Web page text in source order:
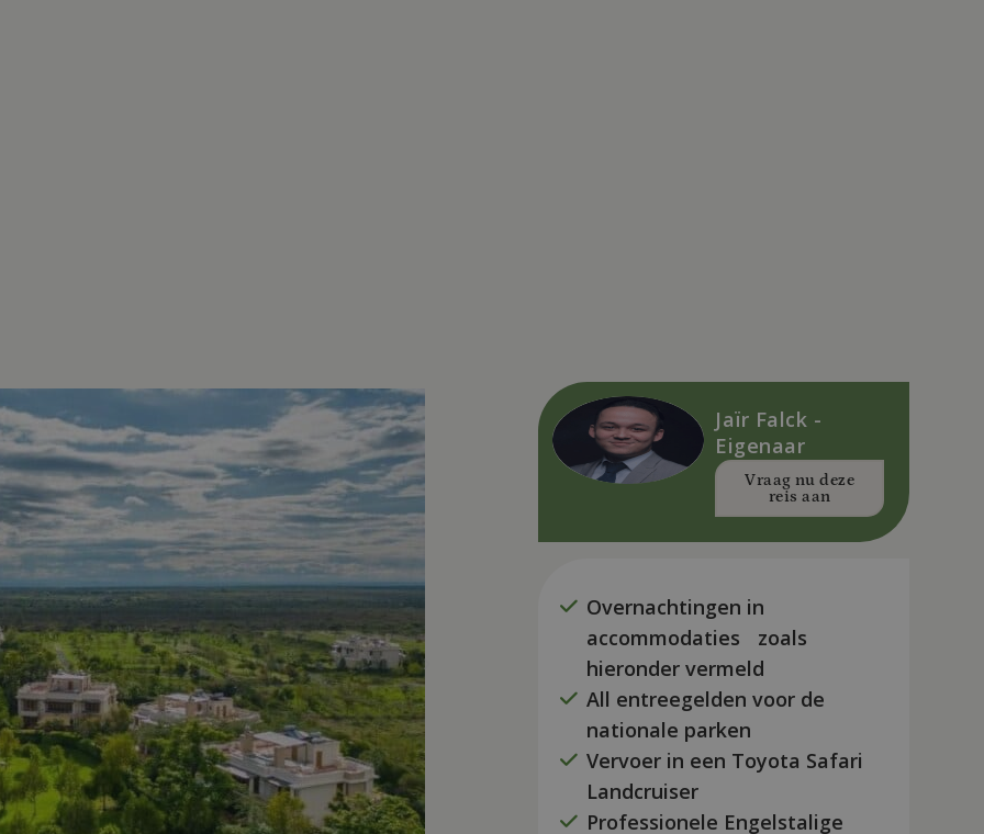
Jaïr Falck -
Eigenaar
Vraag nu deze
reis aan
Overnachtingen in
accommodaties zoals
hieronder vermeld
All entreegelden voor de
nationale parken
Vervoer in een Toyota Safari
Landcruiser
Professionele Engelstalige